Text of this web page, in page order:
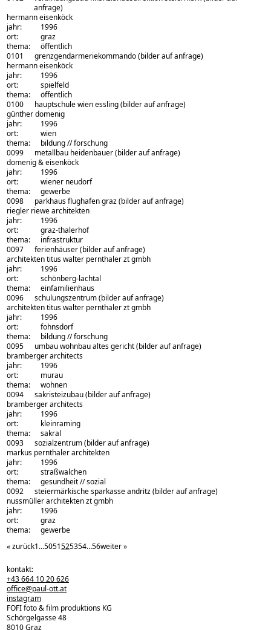
anfrage)
architekturbüro:
hermann eisenköck
jahr:
1996
ort:
graz
thema:
öffentlich
0101
grenzgendarmeriekommando(bilder auf anfrage)
architekturbüro:
hermann eisenköck
jahr:
1996
ort:
spielfeld
thema:
öffentlich
0100
hauptschule wien essling(bilder auf anfrage)
architekturbüro:
günther domenig
jahr:
1996
ort:
wien
thema:
bildung // forschung
0099
metallbau heidenbauer(bilder auf anfrage)
architekturbüro:
domenig & eisenköck
jahr:
1996
ort:
wiener neudorf
thema:
gewerbe
0098
parkhaus flughafen graz(bilder auf anfrage)
architekturbüro:
riegler riewe architekten
jahr:
1996
ort:
graz-thalerhof
thema:
infrastruktur
0097
ferienhäuser(bilder auf anfrage)
architekturbüro:
architekten titus walter pernthaler zt gmbh
jahr:
1996
ort:
schönberg-lachtal
thema:
einfamilienhaus
0096
schulungszentrum(bilder auf anfrage)
architekturbüro:
architekten titus walter pernthaler zt gmbh
jahr:
1996
ort:
fohnsdorf
thema:
bildung // forschung
0095
umbau wohnbau altes gericht(bilder auf anfrage)
architekturbüro:
bramberger architects
jahr:
1996
ort:
murau
thema:
wohnen
0094
sakristeizubau(bilder auf anfrage)
architekturbüro:
bramberger architects
jahr:
1996
ort:
kleinraming
thema:
sakral
0093
sozialzentrum(bilder auf anfrage)
architekturbüro:
markus pernthaler architekten
jahr:
1996
ort:
straßwalchen
thema:
gesundheit // sozial
0092
steiermärkische sparkasse andritz(bilder auf anfrage)
architekturbüro:
nussmüller architekten zt gmbh
jahr:
1996
ort:
graz
thema:
gewerbe
« zurück1…5051525354…56weiter »
kontakt:
+43 664 10 20 626
office@paul-ott.at
instagram
FOFI foto & film produktions KG
Schörgelgasse 48
8010 Graz